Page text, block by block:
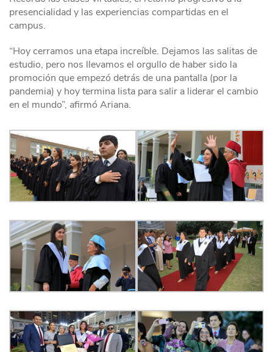
presencialidad y las experiencias compartidas en el
campus.
“Hoy cerramos una etapa increíble. Dejamos las salitas de
estudio, pero nos llevamos el orgullo de haber sido la
promoción que empezó detrás de una pantalla (por la
pandemia) y hoy termina lista para salir a liderar el cambio
en el mundo”, afirmó Ariana.